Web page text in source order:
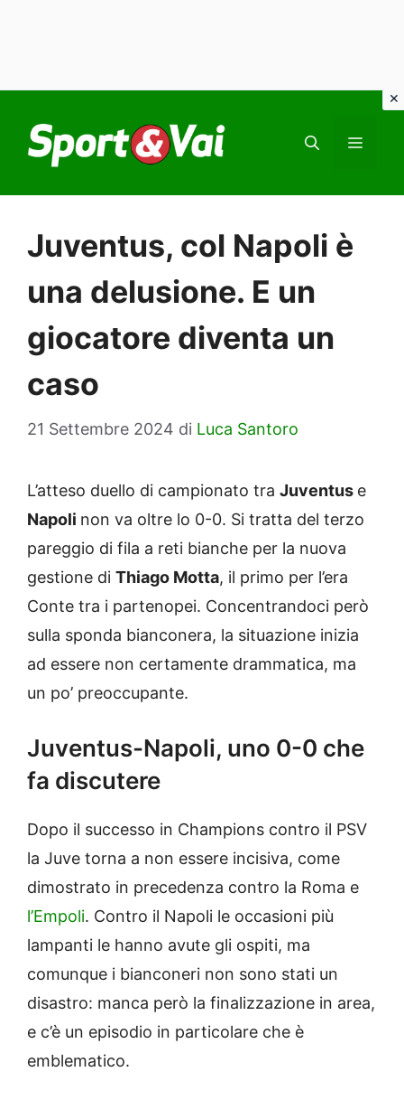
contenuto
Juventus, col Napoli è
una delusione. E un
giocatore diventa un
caso
21 Settembre 2024 di Luca Santoro
L’atteso duello di campionato tra Juventus e
Napoli non va oltre lo 0-0. Si tratta del terzo
pareggio di fila a reti bianche per la nuova
gestione di Thiago Motta, il primo per l’era
Conte tra i partenopei. Concentrandoci però
sulla sponda bianconera, la situazione inizia
ad essere non certamente drammatica, ma
un po’ preoccupante.
Juventus-Napoli, uno 0-0 che
fa discutere
Dopo il successo in Champions contro il PSV
la Juve torna a non essere incisiva, come
dimostrato in precedenza contro la Roma e
l’Empoli. Contro il Napoli le occasioni più
lampanti le hanno avute gli ospiti, ma
comunque i bianconeri non sono stati un
disastro: manca però la finalizzazione in area,
e c’è un episodio in particolare che è
emblematico.